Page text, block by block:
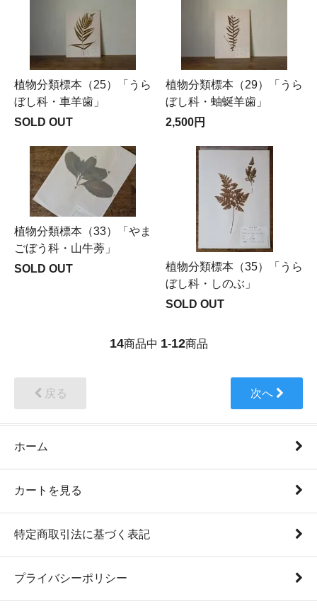
植物分類標本（25）「うら
ぼし科・車羊歯」
SOLD OUT
植物分類標本（29）「うら
ぼし科・蚰蜒羊歯」
2,500円
植物分類標本（33）「やま
ごぼう科・山牛蒡」
SOLD OUT
植物分類標本（35）「うら
ぼし科・しのぶ」
SOLD OUT
14商品中 1-12商品
戻る 次へ
ホーム
カートを見る
特定商取引法に基づく表記
プライバシーポリシー